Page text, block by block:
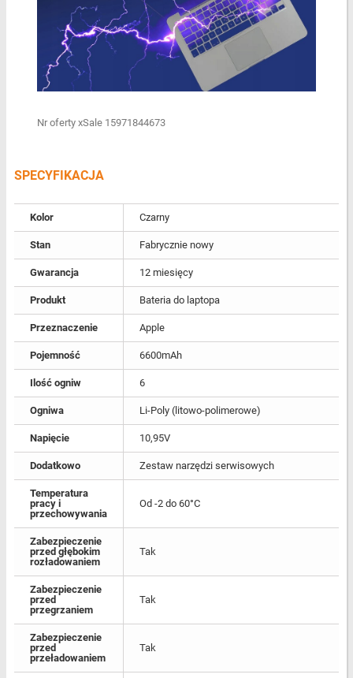
Nr oferty xSale 15971844673
SPECYFIKACJA
Kolor Czarny
Stan Fabrycznie nowy
Gwarancja 12 miesięcy
Produkt Bateria do laptopa
Przeznaczenie Apple
Pojemność 6600mAh
Ilość ogniw 6
Ogniwa Li-Poly (litowo-polimerowe)
Napięcie 10,95V
Dodatkowo Zestaw narzędzi serwisowych
Temperatura
pracy i
przechowywania
Od -2 do 60°C
Zabezpieczenie
przed głębokim
rozładowaniem
Tak
Zabezpieczenie
przed
przegrzaniem
Tak
Zabezpieczenie
przed
przeładowaniem
Tak